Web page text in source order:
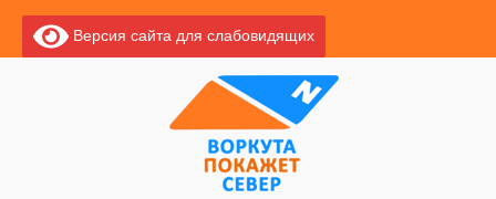
Версия сайта для слабовидящих